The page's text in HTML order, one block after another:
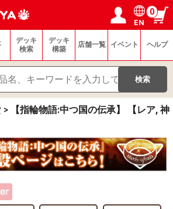
ログイン／会員登録
マイページ
EN
0
デッキ
検索
デッキ
構築
店舗一覧 イベント ヘルプ
>
【指輪物語:中つ国の伝承】 【レア, 神